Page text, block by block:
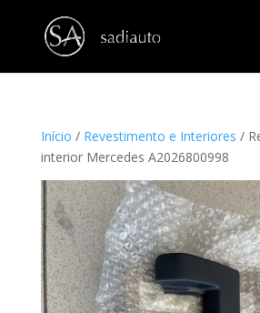
Início / Revestimento e Interiores /
interior Mercedes A2026800998